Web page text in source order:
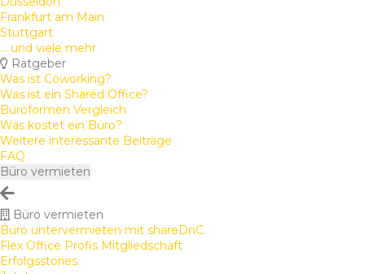
Frankfurt am Main
Stuttgart
... und viele mehr
Ratgeber
Was ist Coworking?
Was ist ein Shared Office?
Büroformen Vergleich
Was kostet ein Büro?
Weitere interessante Beiträge
FAQ
Büro vermieten
Büro vermieten
Büro untervermieten mit shareDnC
Flex Office Profis Mitgliedschaft
Erfolgsstories